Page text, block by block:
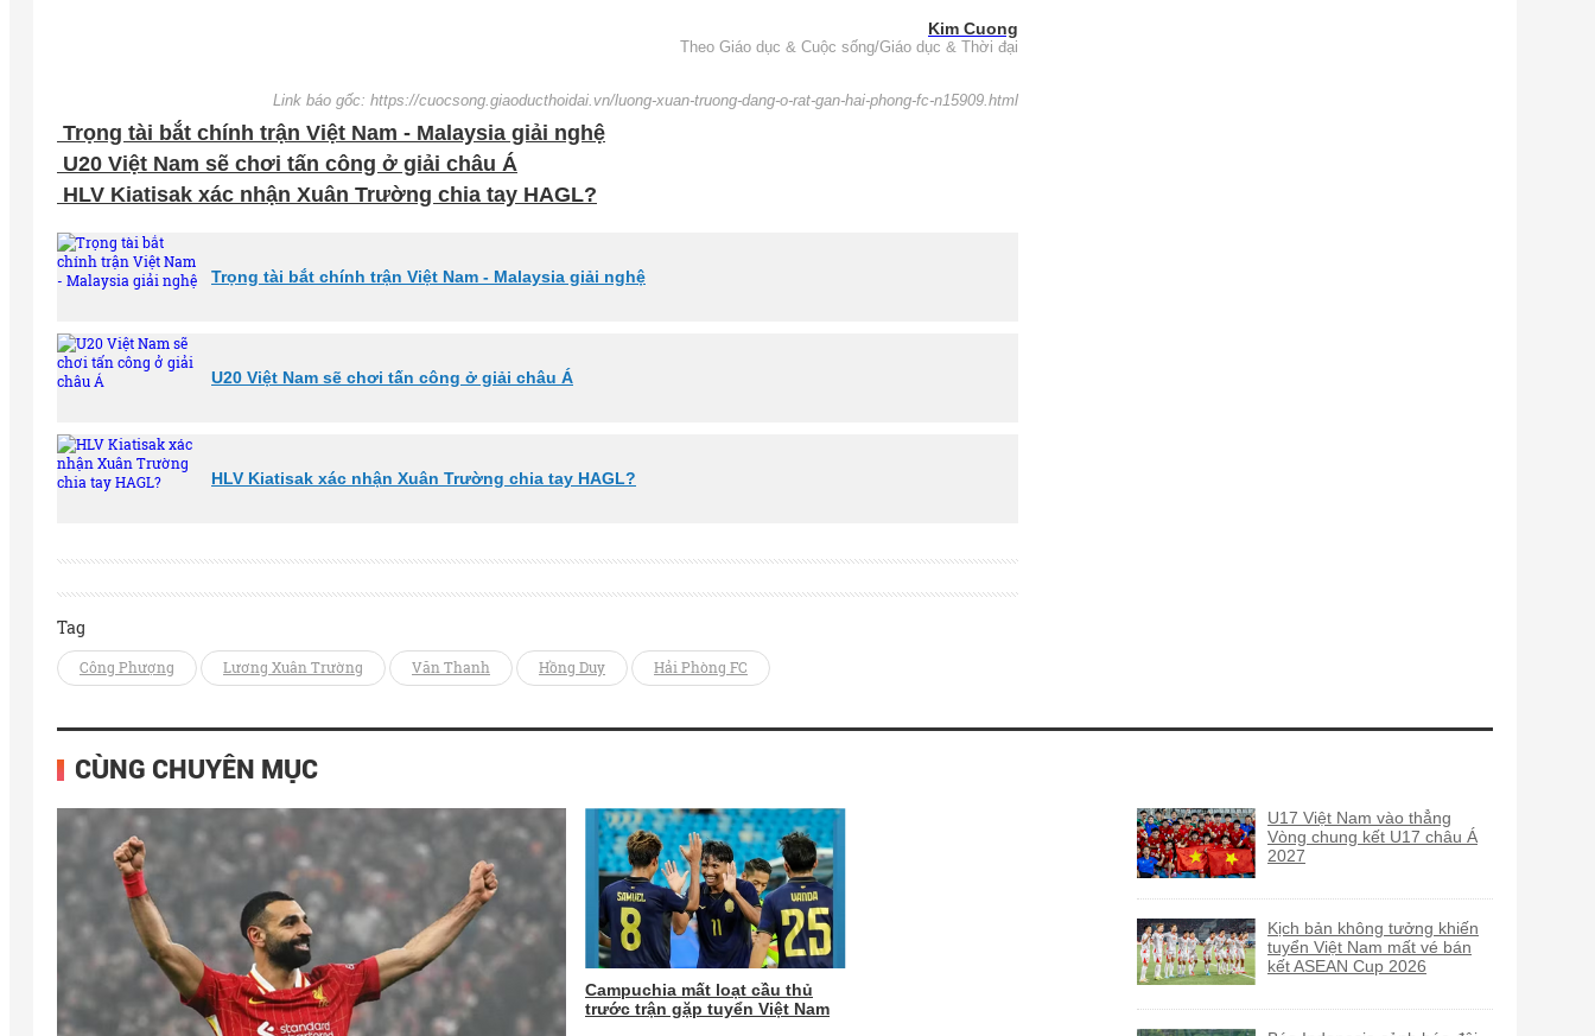
Kim Cuong
Theo Giáo dục & Cuộc sống/Giáo dục & Thời đại
Link báo gốc: https://cuocsong.giaoducthoidai.vn/luong-xuan-truong-dang-o-rat-gan-hai-phong-fc-n15909.html
Trọng tài bắt chính trận Việt Nam - Malaysia giải nghệ
U20 Việt Nam sẽ chơi tấn công ở giải châu Á
HLV Kiatisak xác nhận Xuân Trường chia tay HAGL?
Trọng tài bắt chính trận Việt Nam - Malaysia giải nghệ
U20 Việt Nam sẽ chơi tấn công ở giải châu Á
HLV Kiatisak xác nhận Xuân Trường chia tay HAGL?
Tag
Công Phượng Lương Xuân Trường Văn Thanh Hồng Duy Hải Phòng FC
CÙNG CHUYÊN MỤC
Campuchia mất loạt cầu thủ
trước trận gặp tuyển Việt Nam
U17 Việt Nam vào thẳng
Vòng chung kết U17 châu Á
2027
Kịch bản không tưởng khiến
tuyển Việt Nam mất vé bán
kết ASEAN Cup 2026